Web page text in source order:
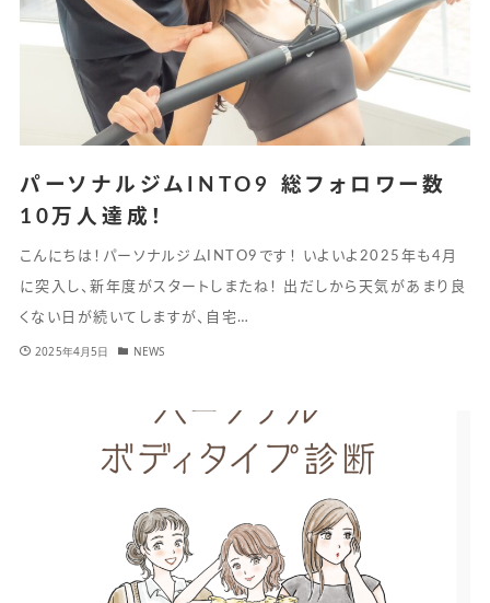
パーソナルジムINTO9 総フォロワー数
10万人達成！
こんにちは！パーソナルジムINTO9です！ いよいよ2025年も4月
に突入し、新年度がスタートしまたね！ 出だしから天気があまり良
くない日が続いてしますが、自宅…
2025年4月5日 NEWS